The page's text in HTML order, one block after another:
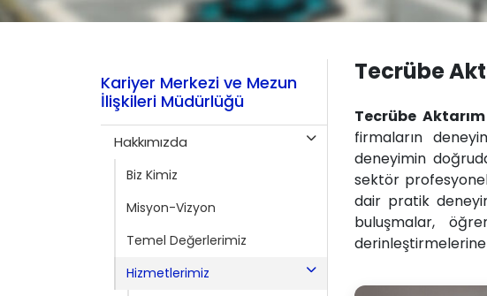
Kariyer Merkezi ve Mezun
İlişkileri Müdürlüğü
Hakkımızda
Biz Kimiz
Misyon-Vizyon
Temel Değerlerimiz
Hizmetlerimiz
Tecrübe
Tecrübe
firmaların
deneyimin
sektör
dair pratik
buluşmalar,
derinleştirmelerine